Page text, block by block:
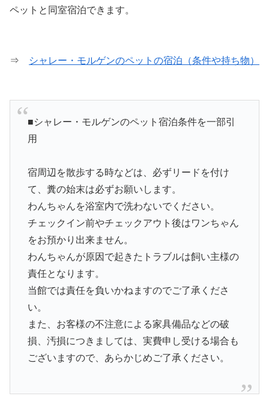
ペットと同室宿泊できます。
⇒ シャレー・モルゲンのペットの宿泊（条件や持ち物）
■シャレー・モルゲンのペット宿泊条件を一部引
用
宿周辺を散歩する時などは、必ずリードを付け
て、糞の始末は必ずお願いします。
わんちゃんを浴室内で洗わないでください。
チェックイン前やチェックアウト後はワンちゃん
をお預かり出来ません。
わんちゃんが原因で起きたトラブルは飼い主様の
責任となります。
当館では責任を負いかねますのでご了承くださ
い。
また、お客様の不注意による家具備品などの破
損、汚損につきましては、実費申し受ける場合も
ございますので、あらかじめご了承ください。